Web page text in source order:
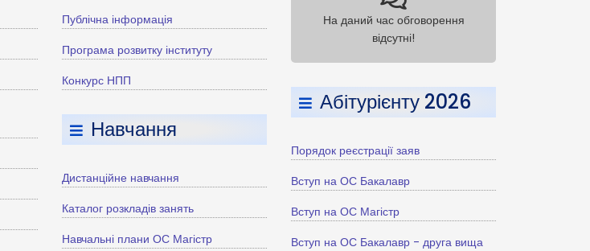
Публічна інформація
Програма розвитку інституту
Конкурс НПП
Навчання
Дистанційне навчання
Каталог розкладів занять
Навчальні плани ОС Магістр
На даний час обговорення
відсутні!
Абітурієнту 2026
Порядок реєстрації заяв
Вступ на ОС Бакалавр
Вступ на ОС Магістр
Вступ на ОС Бакалавр - друга вища